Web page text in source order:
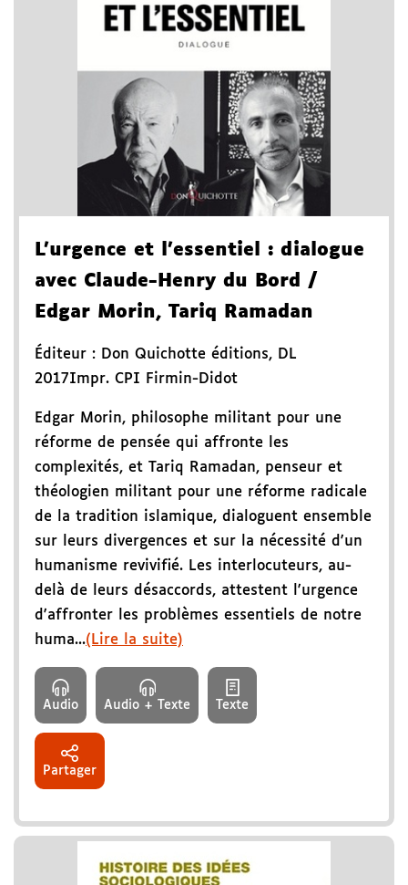
L'urgence et l'essentiel
: dialogue
avec Claude-Henry du Bord
/
Edgar Morin, Tariq Ramadan
Éditeur : Don Quichotte éditions, DL
2017Impr. CPI Firmin-Didot
Edgar Morin, philosophe militant pour une
réforme de pensée qui affronte les
complexités, et Tariq Ramadan, penseur et
théologien militant pour une réforme radicale
de la tradition islamique, dialoguent ensemble
sur leurs divergences et sur la nécessité d'un
humanisme revivifié. Les interlocuteurs, au-
delà de leurs désaccords, attestent l'urgence
d'affronter les problèmes essentiels de notre
huma...(Lire la suite)
Audio Audio + Texte Texte
Partager